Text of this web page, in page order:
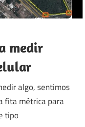
medir
algo, sentimos
fita métrica para
tipo